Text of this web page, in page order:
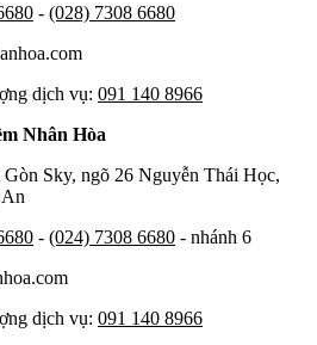
- (028) 7308 6680
dịch vụ: 091 140 8966
Nhân Hòa
Gòn Sky, ngõ 26 Nguyễn Thái Học,
- (024) 7308 6680 - nhánh 6
dịch vụ: 091 140 8966